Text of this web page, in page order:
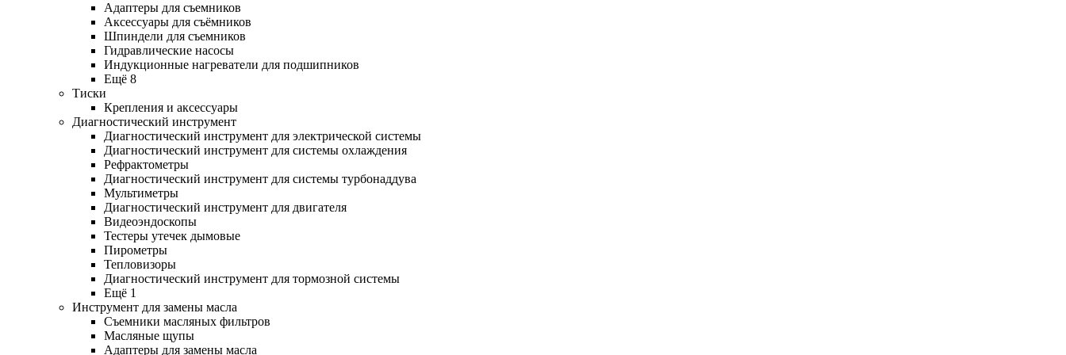
Адаптеры для съемников
Аксессуары для съёмников
Шпиндели для съемников
Гидравлические насосы
Индукционные нагреватели для подшипников
Ещё 8
Тиски
Крепления и аксессуары
Диагностический инструмент
Диагностический инструмент для электрической системы
Диагностический инструмент для системы охлаждения
Рефрактометры
Диагностический инструмент для системы турбонаддува
Мультиметры
Диагностический инструмент для двигателя
Видеоэндоскопы
Тестеры утечек дымовые
Пирометры
Тепловизоры
Диагностический инструмент для тормозной системы
Ещё 1
Инструмент для замены масла
Съемники масляных фильтров
Масляные щупы
Адаптеры для замены масла